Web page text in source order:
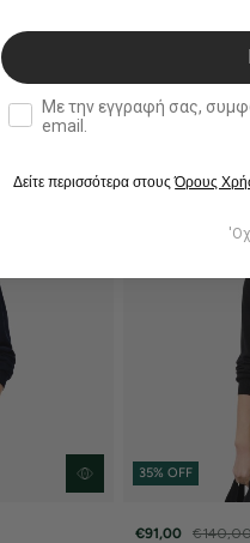
35% OFF
€91,00
double opt in
Με την εγγραφή σας, συμφωνείτε
email.
Δείτε περισσότερα στουςΌρους